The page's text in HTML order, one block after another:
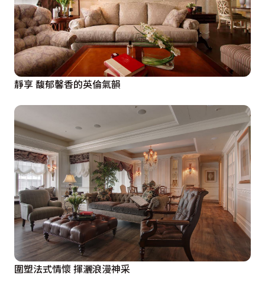
靜享 馥郁馨香的英倫氣韻
圍塑法式情懷 揮灑浪漫神采